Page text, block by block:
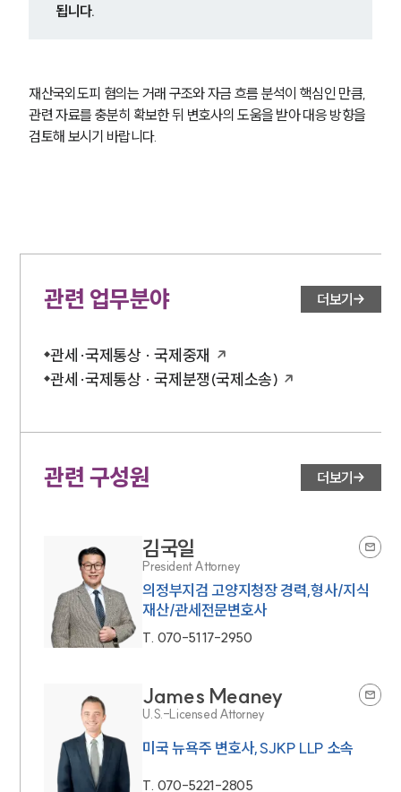
됩니다.
재산국외도피 혐의는 거래 구조와 자금 흐름 분석이 핵심인 만큼,
관련 자료를 충분히 확보한 뒤 변호사의 도움을 받아 대응 방향을
검토해 보시기 바랍니다.
관련 업무분야 더보기
관세·국제통상 · 국제중재
관세·국제통상 · 국제분쟁(국제소송)
관련 구성원 더보기
김국일
President Attorney
의정부지검 고양지청장 경력,형사/지식
재산/관세전문변호사
T. 070-5117-2950
James Meaney
U.S.-Licensed Attorney
미국 뉴욕주 변호사,SJKP LLP 소속
T. 070-5221-2805